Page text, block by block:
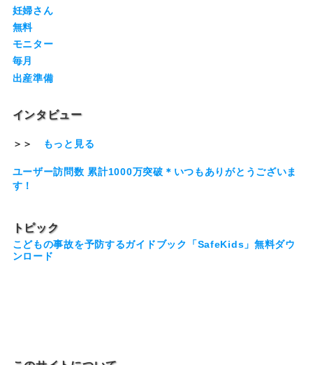
妊婦さん
無料
モニター
毎月
出産準備
インタビュー
＞＞ もっと見る
ユーザー訪問数 累計1000万突破＊いつもありがとうございま
す！
トピック
こどもの事故を予防するガイドブック「SafeKids」無料ダウ
ンロード